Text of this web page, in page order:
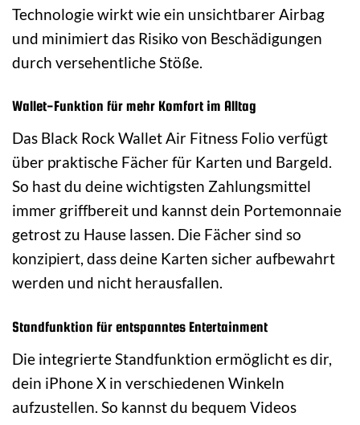
Technologie wirkt wie ein unsichtbarer Airbag
und minimiert das Risiko von Beschädigungen
durch versehentliche Stöße.
Wallet-Funktion für mehr Komfort im Alltag
Das Black Rock Wallet Air Fitness Folio verfügt
über praktische Fächer für Karten und Bargeld.
So hast du deine wichtigsten Zahlungsmittel
immer griffbereit und kannst dein Portemonnaie
getrost zu Hause lassen. Die Fächer sind so
konzipiert, dass deine Karten sicher aufbewahrt
werden und nicht herausfallen.
Standfunktion für entspanntes Entertainment
Die integrierte Standfunktion ermöglicht es dir,
dein iPhone X in verschiedenen Winkeln
aufzustellen. So kannst du bequem Videos